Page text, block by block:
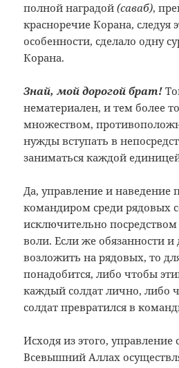
полной наградой(саваб),
красноречие Корана, следуя
особенности, сделало одну
Корана.
Знай, мой дорогой брат!
нематериален, и тем более
множеством,
нужды вступать в
заниматься каждой
Да, управление и наведение
командиром среди рядовых
исключительно посредством
воли. Если же обязанности
возложить на рядовых, то
понадобится, либо чтобы
каждый солдат лично, либо
солдат превратился в
Исходя из этого, управление
Всевышний Аллах